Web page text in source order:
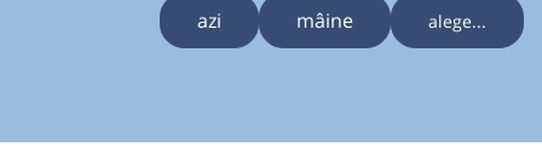
azi mâine alege...